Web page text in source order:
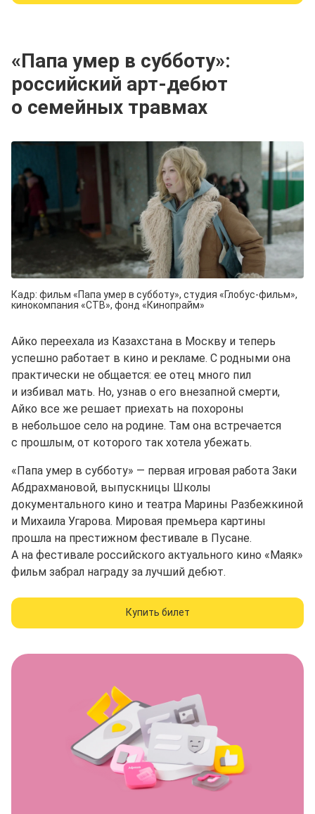
«Папа умер в субботу»:
российский арт⁠-⁠дебют
о семейных травмах
Кадр: фильм «Папа умер в субботу», студия «Глобус-фильм»,
кинокомпания «CTB», фонд «Кинопрайм»
Айко переехала из Казахстана в Москву и теперь
успешно работает в кино и рекламе. С родными она
практически не общается: ее отец много пил
и избивал мать. Но, узнав о его внезапной смерти,
Айко все же решает приехать на похороны
в небольшое село на родине. Там она встречается
с прошлым, от которого так хотела убежать.
«Папа умер в субботу» — первая игровая работа Заки
Абдрахмановой, выпускницы Школы
документального кино и театра Марины Разбежкиной
и Михаила Угарова. Мировая премьера картины
прошла на престижном фестивале в Пусане.
А на фестивале российского актуального кино «Маяк»
фильм забрал награду за лучший дебют.
Купить билет